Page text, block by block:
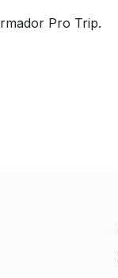
Pro Trip.